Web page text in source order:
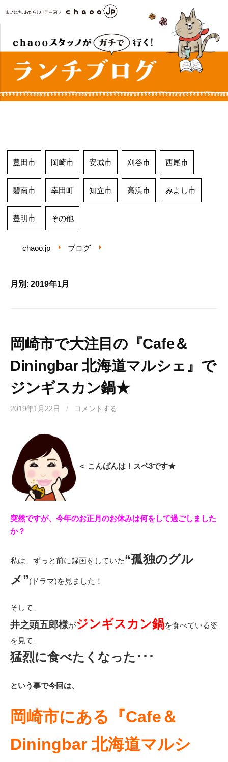
キ
豊田市 岡崎市 安城市 刈谷市 西尾市
碧南市 幸田町 知立市 高浜市 みよし市
豊明市 その他
chaoo.jp ブログ
月別: 2019年1月
岡崎市で大注目の『Cafe＆
Diningbar 北海道マルシェ』で
ジンギスカン鍋★
2019年1月22日 / コメントする
＜ こんばんは！スペ3です★
突然ですが、今年のお正月のお休みは何をして過ごしました
か？
私は、ずっと前に録画をしていた“孤独のグル
メ”(ドラマ)を見ました！
そして、
井之頭五郎様がジンギスカン鍋を食べている姿
を見て、
猛烈に食べたくなった･･･
という事で今回は、
岡崎市にある『Cafe＆
Diningbar 北海道マルシ